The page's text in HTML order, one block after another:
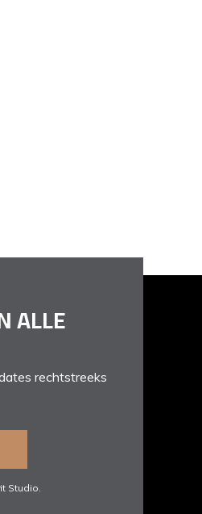
ALLE
rechtstreeks
Studio.